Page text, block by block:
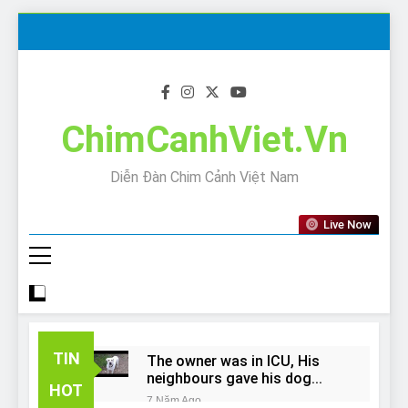
ChimCanhViet.Vn
Diễn Đàn Chim Cảnh Việt Nam
Live Now
TIN
HOT
The owner was in ICU, His
neighbours gave his dog
away!
7 Năm Ago